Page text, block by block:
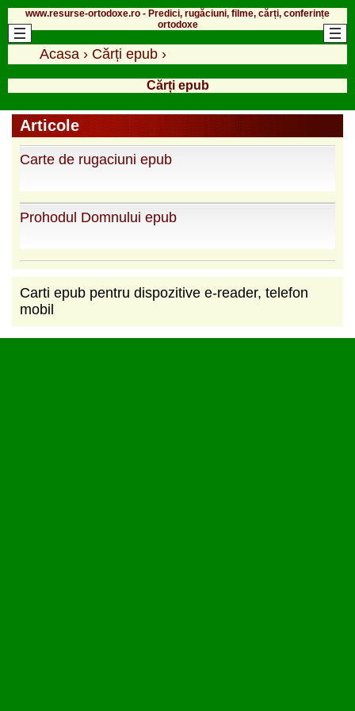
www.resurse-ortodoxe.ro - Predici, rugăciuni, filme, cărți, conferințe
ortodoxe
Acasa › Cărți epub ›
Cărți epub
Articole
Carte de rugaciuni epub
Prohodul Domnului epub
Carti epub pentru dispozitive e-reader, telefon
mobil